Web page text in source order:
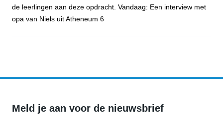
de leerlingen aan deze opdracht. Vandaag: Een interview met
opa van Niels uit Atheneum 6
Meld je aan voor de nieuwsbrief